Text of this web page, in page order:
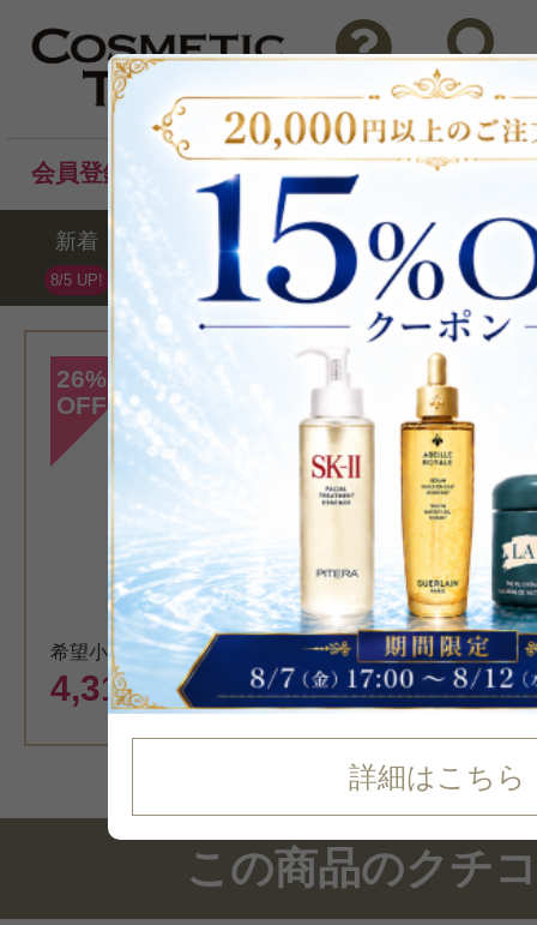
問い合わせ 検索
会員登録後のお買い物でポイントプレゼント！
新着
8/5 UP!
セール ランキング ブ
詳細はこちら
26%
OFF
希望小売価格 5,830円
4,310 円（税込）
[ケラスターゼ]
>CH バン クロ
250ml
シャン
カート
この商品のクチ